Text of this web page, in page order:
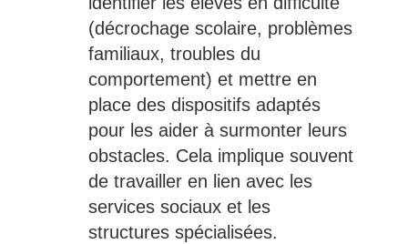
(décrochage scolaire, problèmes
familiaux, troubles du
comportement) et mettre en
place des dispositifs adaptés
pour les aider à surmonter leurs
obstacles. Cela implique souvent
de travailler en lien avec les
services sociaux et les
structures spécialisées.